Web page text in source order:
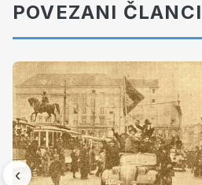
POVEZANI ČLANCI
‹